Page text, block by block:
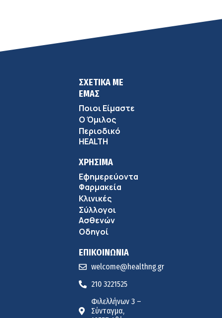
ΣΧΕΤΙΚΑ ΜΕ
ΕΜΑΣ
Ποιοι Είμαστε
Ο Όμιλος
Περιοδικό
HEALTH
ΧΡΗΣΙΜΑ
Εφημερεύοντα
Φαρμακεία
Κλινικές
Σύλλογοι
Ασθενών
Οδηγοί
ΕΠΙΚΟΙΝΩΝΙΑ
welcome@healthng.gr
210 3221525
Φιλελλήνων 3 –
Σύνταγμα,